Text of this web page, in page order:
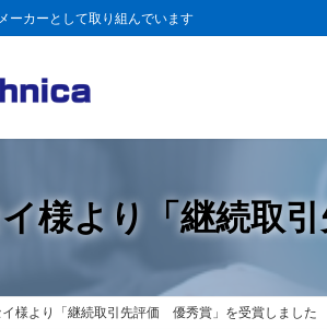
ーカーとして取り組んでいます
様より「継続取
イ様より「継続取引先評価 優秀賞」を受賞しました